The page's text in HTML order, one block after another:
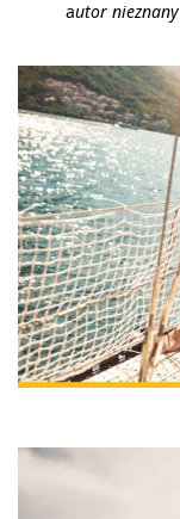
autor nieznany